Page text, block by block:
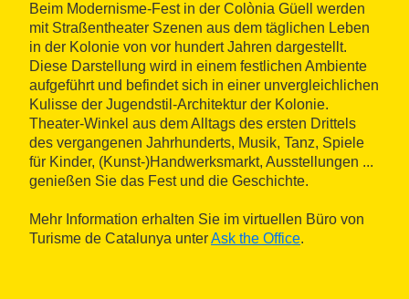
Beim Modernisme-Fest in der Colònia Güell werden
mit Straßentheater Szenen aus dem täglichen Leben
in der Kolonie von vor hundert Jahren dargestellt.
Diese Darstellung wird in einem festlichen Ambiente
aufgeführt und befindet sich in einer unvergleichlichen
Kulisse der Jugendstil-Architektur der Kolonie.
Theater-Winkel aus dem Alltags des ersten Drittels
des vergangenen Jahrhunderts, Musik, Tanz, Spiele
für Kinder, (Kunst-)Handwerksmarkt, Ausstellungen ...
genießen Sie das Fest und die Geschichte.
Mehr Information erhalten Sie im virtuellen Büro von
Turisme de Catalunya unterAsk the Office.